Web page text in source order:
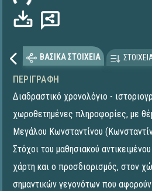
ΒΑΣΙΚΑ ΣΤΟΙΧΕΙΑ
ΠΕΡΙΓΡΑΦΉ
Διαδραστικό χρονολόγιο -
χωροθετημένες πληροφορίες, με
Μεγάλου Κωνσταντίνου
Στόχοι του μαθησιακού
χάρτη και ο προσδιορισμός, στον
σημαντικών γεγονότων που